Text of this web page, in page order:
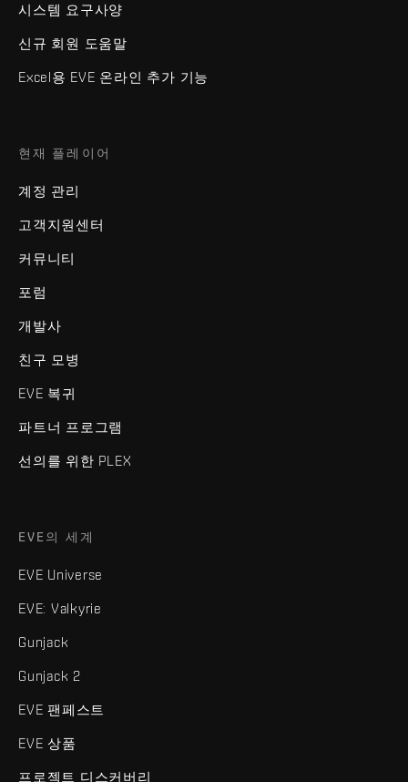
시스템 요구사양
신규 회원 도움말
Excel용 EVE 온라인 추가 기능
현재 플레이어
계정 관리
고객지원센터
커뮤니티
포럼
개발사
친구 모병
EVE 복귀
파트너 프로그램
선의를 위한 PLEX
EVE의 세계
EVE Universe
EVE: Valkyrie
Gunjack
Gunjack 2
EVE 팬페스트
EVE 상품
프로젝트 디스커버리